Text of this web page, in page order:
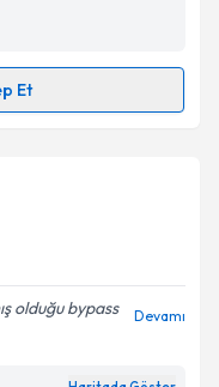
Et
randevu almanız
ile
olduğu bypass
Devamı